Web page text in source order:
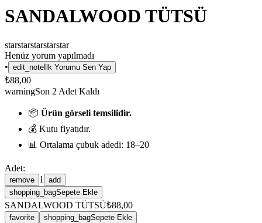
SANDALWOOD TÜTSÜ
starstarstarstarstar
Henüz yorum yapılmadı
• edit_note İlk Yorumu Sen Yap
₺88,00
warningSon 2 Adet Kaldı
📦 Ürün görseli temsilidir.
💰 Kutu fiyatıdır.
📊 Ortalama çubuk adedi: 18–20
Adet:
remove 1
add
shopping_bagSepete Ekle
SANDALWOOD TÜTSÜ₺88,00
favorite shopping_bagSepete Ekle